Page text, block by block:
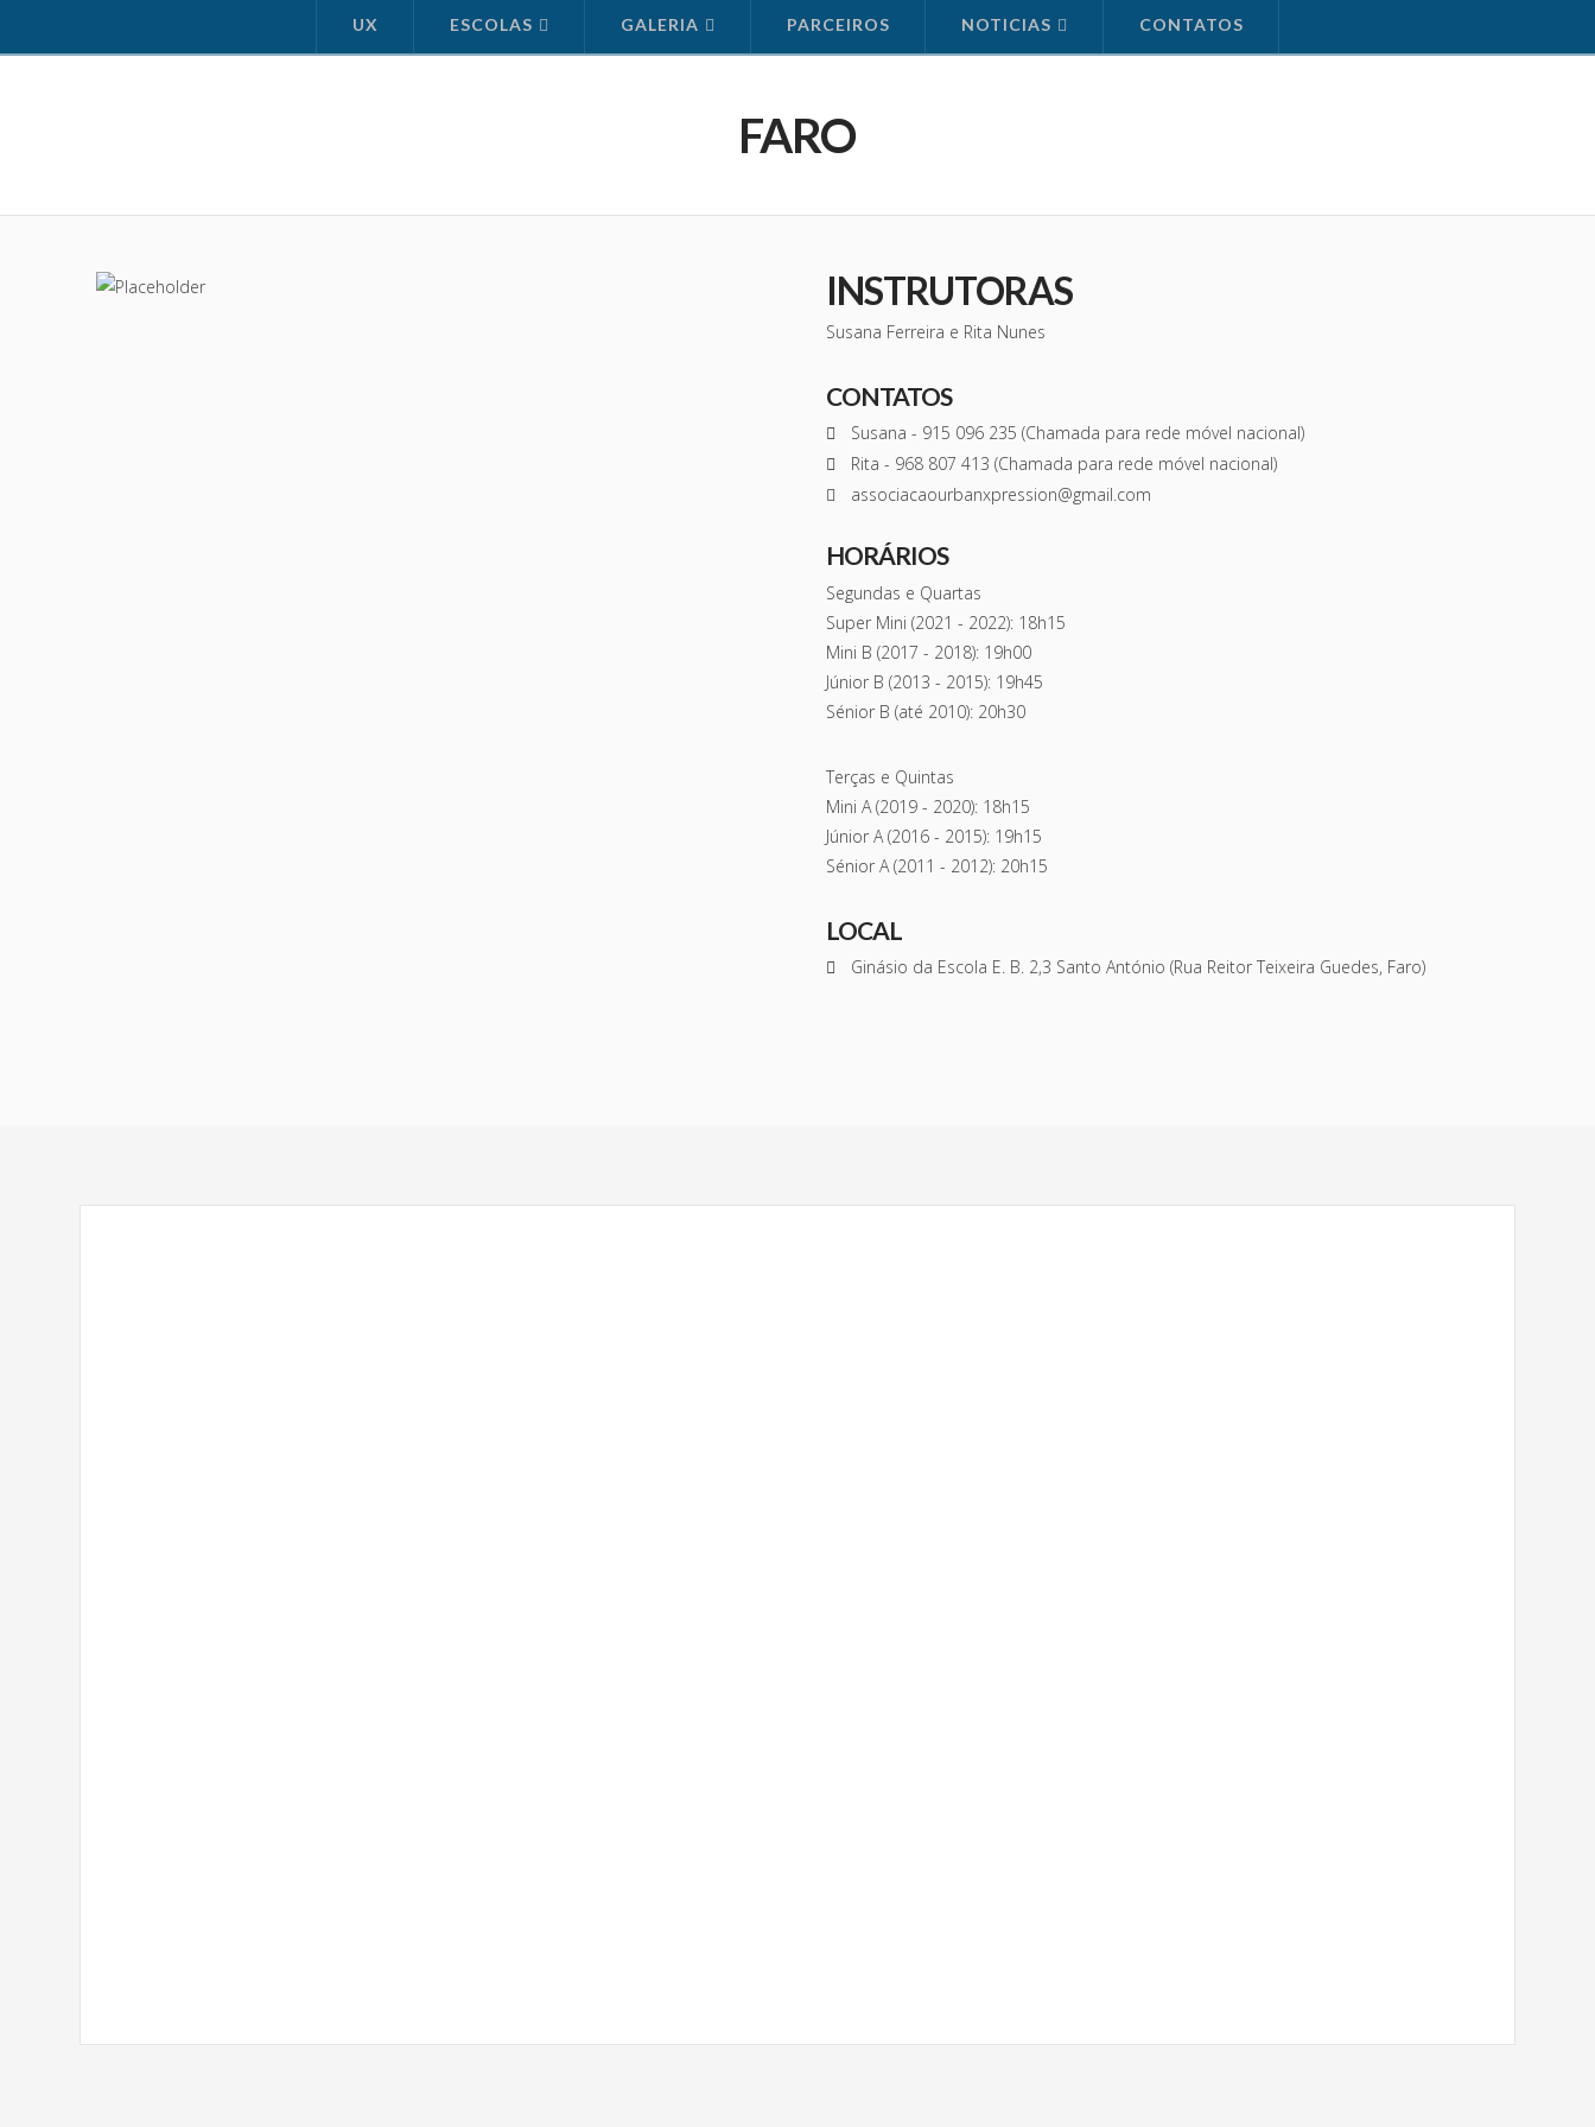
UX ESCOLAS GALERIA PARCEIROS NOTICIAS CONTATOS
FARO
INSTRUTORAS
Susana Ferreira e Rita Nunes
CONTATOS
Susana - 915 096 235 (Chamada para rede móvel nacional)
Rita - 968 807 413 (Chamada para rede móvel nacional)
associacaourbanxpression@gmail.com
HORÁRIOS
Segundas e Quartas
Super Mini (2021 - 2022): 18h15
Mini B (2017 - 2018): 19h00
Júnior B (2013 - 2015): 19h45
Sénior B (até 2010): 20h30
Terças e Quintas
Mini A (2019 - 2020): 18h15
Júnior A (2016 - 2015): 19h15
Sénior A (2011 - 2012): 20h15
LOCAL
Ginásio da Escola E. B. 2,3 Santo António (Rua Reitor Teixeira Guedes, Faro)